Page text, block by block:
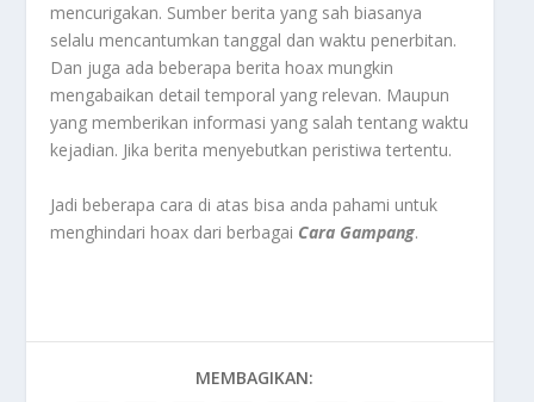
mencurigakan. Sumber berita yang sah biasanya
selalu mencantumkan tanggal dan waktu penerbitan.
Dan juga ada beberapa berita hoax mungkin
mengabaikan detail temporal yang relevan. Maupun
yang memberikan informasi yang salah tentang waktu
kejadian. Jika berita menyebutkan peristiwa tertentu.
Jadi beberapa cara di atas bisa anda pahami untuk
menghindari hoax dari berbagai Cara Gampang.
MEMBAGIKAN: